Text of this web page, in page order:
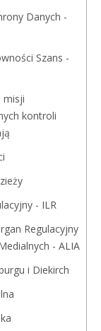
Danych -
Szans -
misji
kontroli
- ILR
Regulacyjny
- ALIA
i Diekirch